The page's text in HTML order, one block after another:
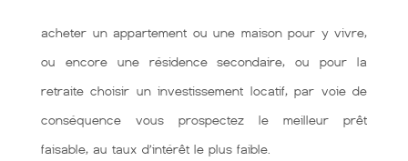
acheter un appartement ou une maison pour y vivre,
ou encore une résidence secondaire, ou pour la
retraite choisir un investissement locatif, par voie de
conséquence vous prospectez le meilleur prêt
faisable, au taux d’intérêt le plus faible.